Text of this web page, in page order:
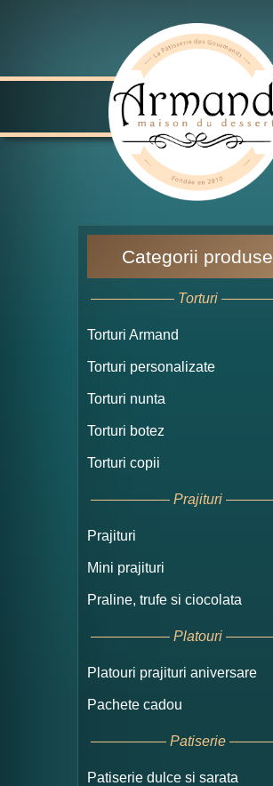
Categorii produse
Torturi
Torturi Armand
Torturi personalizate
Torturi nunta
Torturi botez
Torturi copii
Prajituri
Prajituri
Mini prajituri
Praline, trufe si ciocolata
Platouri
Platouri prajituri aniversare
Pachete cadou
Patiserie
Patiserie dulce si sarata